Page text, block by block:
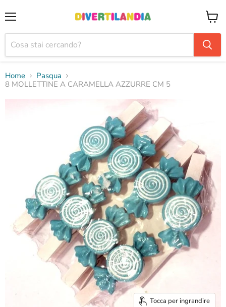
il
Home
Pasqua
8 MOLLETTINE A CARAMELLA AZZURRE CM 5
Tocca per ingrandire